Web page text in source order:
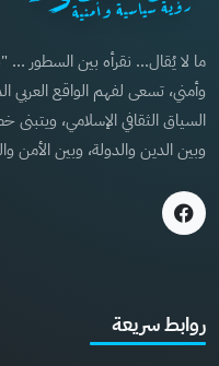
ما لا يُقال… نقرأه بين السطور
وأمني، تسعى لفهم الواقع
السياق الثقافي الإسلامي، ويتبنى
وبين الدين والدولة، وبين الأمن
روابط سريعة